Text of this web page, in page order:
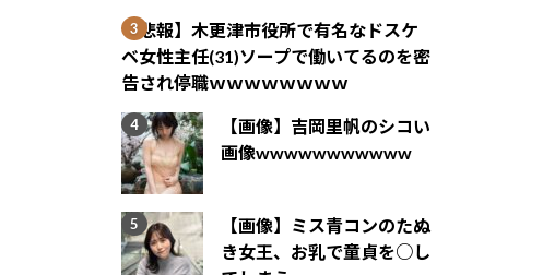
【悲報】木更津市役所で有名なドスケ
ベ女性主任(31)ソープで働いてるのを密
告され停職ｗｗｗｗｗｗｗｗ
【画像】吉岡里帆のシコい
画像wwwwwwwwwww
【画像】ミス青コンのたぬ
き女王、お乳で童貞を○し